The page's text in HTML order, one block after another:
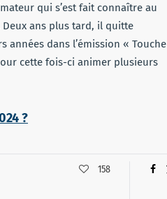
qui s’est fait connaître au
Deux ans plus tard, il quitte
dans l’émission « Touche
cette fois-ci animer plusieurs
?
158